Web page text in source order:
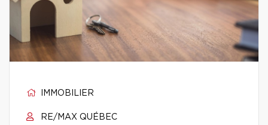
IMMOBILIER
RE/MAX QUÉBEC